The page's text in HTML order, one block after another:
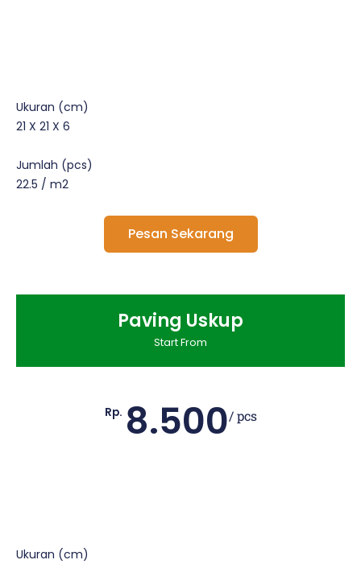
Ukuran (cm)
21 X 21 X 6
Jumlah (pcs)
22.5 / m2
Pesan Sekarang
Paving Uskup
Start From
Rp. 8.500/ pcs
Ukuran (cm)